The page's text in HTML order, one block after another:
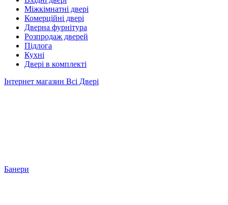
Міжкімнатні двері
Комерційні двері
Дверна фурнітура
Розпродаж дверей
Підлога
Кухні
Двері в комплекті
Інтернет магазин Всі Двері
Банери